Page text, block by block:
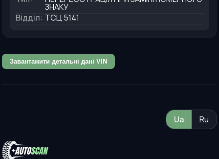
ЗНАКУ
Відділ: ТСЦ 5141
Завантажити детальні дані VIN
Ua Ru